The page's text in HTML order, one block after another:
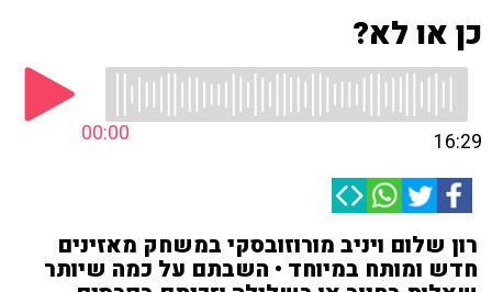
כן או לא?
00:00 16:29
רון שלום ויניב מורוזובסקי במשחק מאזינים
חדש ומותח במיוחד • השבתם על כמה שיותר